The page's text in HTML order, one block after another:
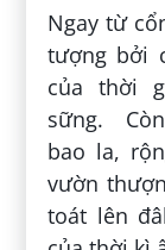
Ngay từ
tượng bởi
của thời
sững.
bao la,
vườn
toát lên